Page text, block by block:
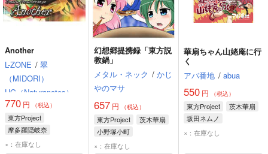
Another
L-ZONE / 翠
（MIDORI）
UG（Naturanotes）
翔月 瞳
770 円 （税込）
東方Project
摩多羅隠岐奈
茨木華扇
×：在庫なし
幻想郷提携録「東方説
教鍋」
メタル・ネック / かじ
やのマサ
657 円 （税込）
東方Project
茨木華扇
小野塚小町
四季映姫・ヤマザナドゥ
×：在庫なし
華扇ちゃん山姥庵に行
く
アバ番地 / abua
550円 （税込）
東方Project
茨木華扇
坂田ネムノ
×：在庫なし